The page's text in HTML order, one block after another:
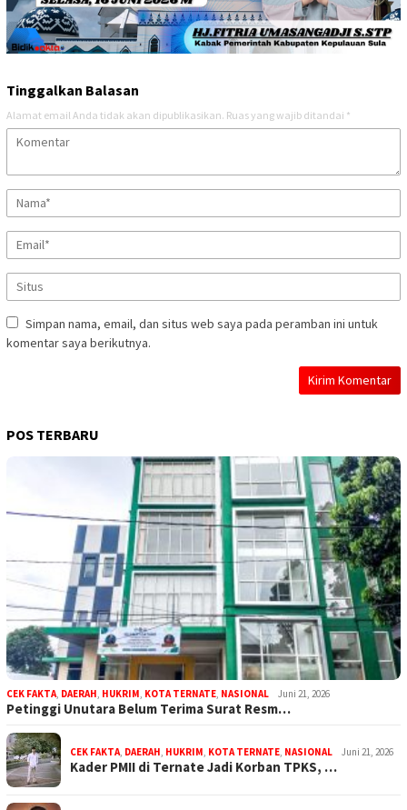
Tinggalkan Balasan
Alamat email Anda tidak akan dipublikasikan. Ruas yang wajib ditandai *
Simpan nama, email, dan situs web saya pada peramban ini untuk
komentar saya berikutnya.
POS TERBARU
CEK FAKTA DAERAH HUKRIM KOTA TERNATE NASIONAL Juni 21, 2026
Petinggi Unutara Belum Terima Surat Resm…
CEK FAKTA DAERAH HUKRIM KOTA TERNATE NASIONAL Juni 21, 2026
Kader PMII di Ternate Jadi Korban TPKS, …